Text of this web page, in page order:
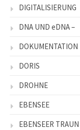
DIGITALISIERUNG
DNA UND eDNA –
DOKUMENTATION
DORIS
DROHNE
EBENSEE
EBENSEER